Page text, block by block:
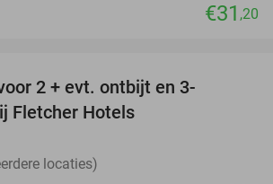
€31 ,20
2 + evt. ontbijt en 3-
Fletcher Hotels
locaties)